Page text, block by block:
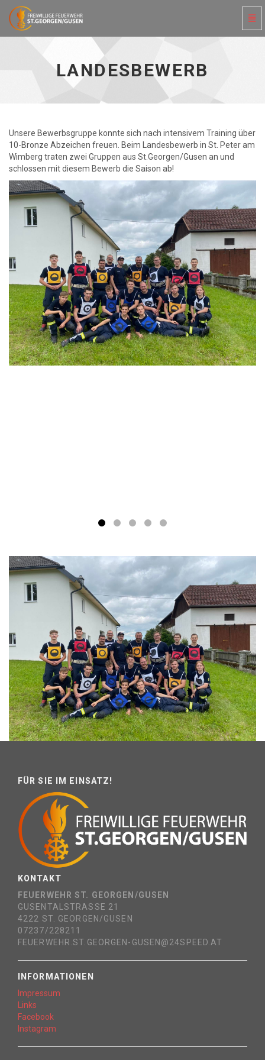
Landesbewerb
HauptseiteLANDESBEWERB
Unsere Bewerbsgruppe konnte sich nach intensivem Training über
10-Bronze Abzeichen freuen. Beim Landesbewerb in St. Peter am
Wimberg traten zwei Gruppen aus St.Georgen/Gusen an und
schlossen mit diesem Bewerb die Saison ab!
FÜR SIE IM EINSATZ!
KONTAKT
FEUERWEHR ST. GEORGEN/GUSEN
GUSENTALSTRASSE 21
4222 ST. GEORGEN/GUSEN
07237/228211
FEUERWEHR.ST.GEORGEN-GUSEN@24SPEED.AT
INFORMATIONEN
Impressum
Links
Facebook
Instagram